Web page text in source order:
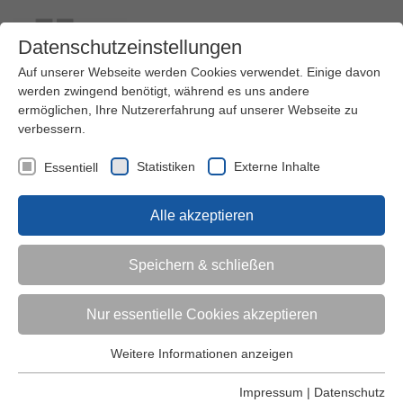
Kontakt Ihre Meinung ist uns wichtig!
Kinder (0-6)
Grundschulkinder
Jugendliche
Datenschutzeinstellungen
Auf unserer Webseite werden Cookies verwendet. Einige davon
werden zwingend benötigt, während es uns andere
ermöglichen, Ihre Nutzererfahrung auf unserer Webseite zu
verbessern.
Essentiell Statistiken Externe Inhalte
Alle akzeptieren
Speichern & schließen
Nur essentielle Cookies akzeptieren
Essentielle Cookies werden für grundlegende Funktionen der
Weitere Informationen anzeigen
Impressum | Datenschutz